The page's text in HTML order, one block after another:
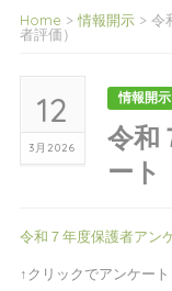
Home > 情報開示> 令
者評価）
12
3月2026
情報開示
令和
ート
令和７年度保護者アン
↑クリックでアンケー